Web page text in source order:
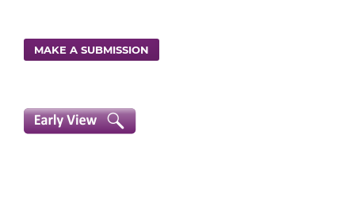
MAKE A SUBMISSION